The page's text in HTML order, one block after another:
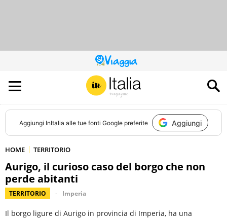
QUESTO
SITO
CONTRIBUISCE
ALL’AUDIENCE
DI
Aggiungi InItalia alle tue fonti Google preferite Aggiungi
HOME TERRITORIO
Aurigo, il curioso caso del borgo che non
perde abitanti
TERRITORIO Imperia
Il borgo ligure di Aurigo in provincia di Imperia, ha una